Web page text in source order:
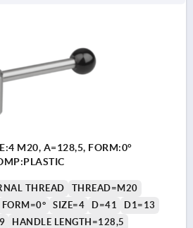
M20, A=128,5, FORM:0°
THREAD
THREAD=M20
FORM=0° SIZE=4 D=41
D1=13
HANDLE LENGTH=128,5